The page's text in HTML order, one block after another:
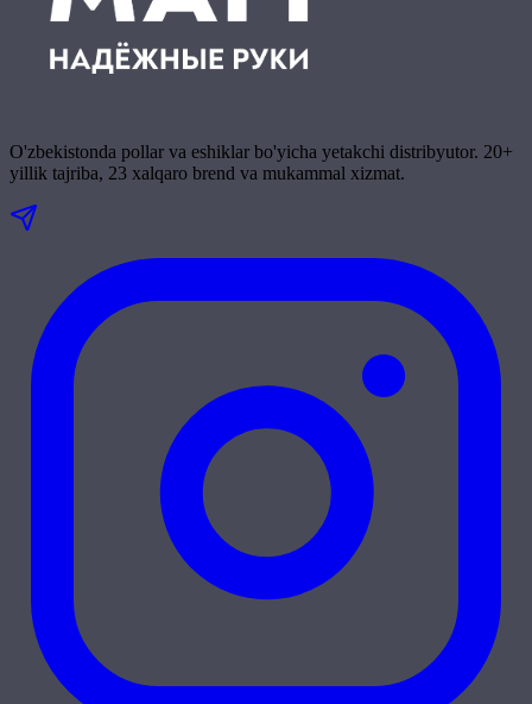
O'zbekistonda pollar va eshiklar bo'yicha yetakchi distribyutor. 20+
yillik tajriba, 23 xalqaro brend va mukammal xizmat.